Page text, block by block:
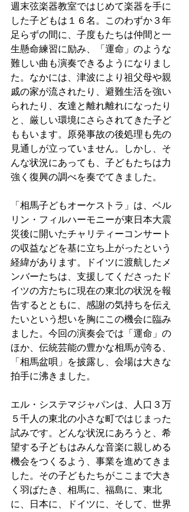
週末弦楽器教室ではじめて楽器を手に
した子どもは１６名。このわずか３年
足らずの間に、子度もたちは仲間と一
生懸命練習に励み、「運命」のような
難しい曲も演奏できるようになりまし
た。なかには、津波により祖父母や親
戚の家が流されたり、避難生活を強い
られたり、友達と離れ離れになったり
と、厳しい環境にさらされてきた子ど
ももいます。原発事故の後処理も先の
見通しが立っていません。しかし、そ
んな状況にあっても、子どもたちは力
強く復興の調べを奏でてきました。
「相馬子どもオーケストラ」は、ベル
リン・フィルハーモニーが東日本大震
災後に開いたチャリティーコンサート
の収益などを基に立ち上がったという
経緯があります。ドイツに渡航したメ
ンバーたちは、支援してくださったド
イツの方たちに現在の東北の状況を報
告するとともに、感謝の気持ちを伝え
たいという想いを胸にこの機会に臨み
ました。今回の演奏会では「運命」の
ほか、伝統芸能の豊かな相馬が誇る、
「相馬盆唄」を披露し、会場は大きな
拍手に沸きました。
エル・システマジャパンは、人口３万
５千人の東北の小さな町ではじまった
試みです。どんな状況にあろうと、希
望する子どもはみんな音楽に親しめる
機会をつくるよう、事業を進めてきま
した。その子どもたちがここまで大き
く羽ばたき、相馬に、福島に、東北
に、日本に、ドイツに、そして、世界